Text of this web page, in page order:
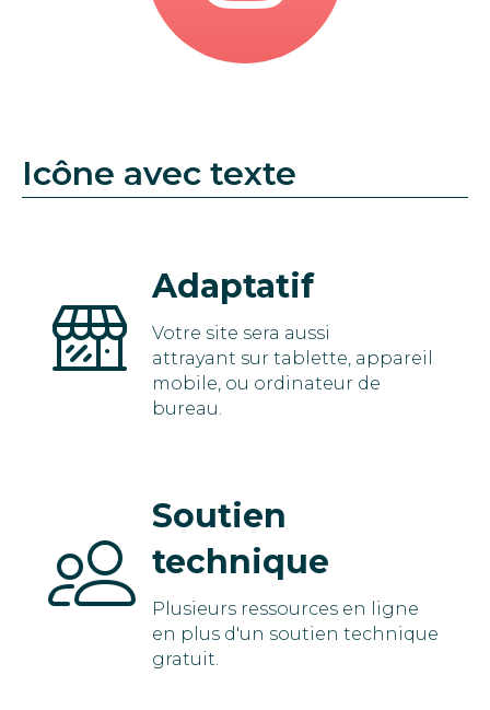
Icône avec texte
Adaptatif
Votre site sera aussi
attrayant sur tablette, appareil
mobile, ou ordinateur de
bureau.
Soutien
technique
Plusieurs ressources en ligne
en plus d'un soutien technique
gratuit.